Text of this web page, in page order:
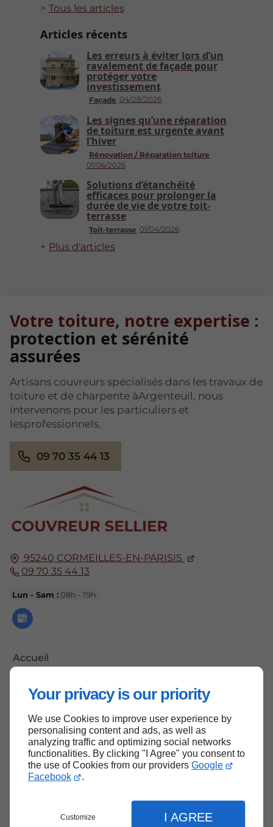
Your privacy is our priority
We use Cookies to improve user experience by
personalising content and ads, as well as
analyzing traffic and optimizing social networks
functionalities. By clicking "I Agree" you consent to
the use of Cookies from our providers Google
Facebook
.
Customize I AGREE
Tous les articles
Articles récents
Façade 04/08/2026
Les erreurs à éviter lors d’un
ravalement de façade pour
protéger votre
investissement
Rénovation / Réparation toiture
01/06/2026
Les signes qu’une réparation
de toiture est urgente avant
l’hiver
Toit-terrasse 01/04/2026
Solutions d’étanchéité
efficaces pour prolonger la
durée de vie de votre toit-
terrasse
Plus d'articles
95240 CORMEILLES-EN-PARISIS
09 70 35 44 13
Lun - Sam : 08h - 19h
Accueil
Mentions légales
Plan du site
Votre toiture, notre expertise :
protection et sérénité
assurées
Artisans couvreurs spécialisés dans les travaux de
toiture et de charpente àArgenteuil, nous
intervenons pour les particuliers et
lesprofessionnels.
09 70 35 44 13
Haut de page